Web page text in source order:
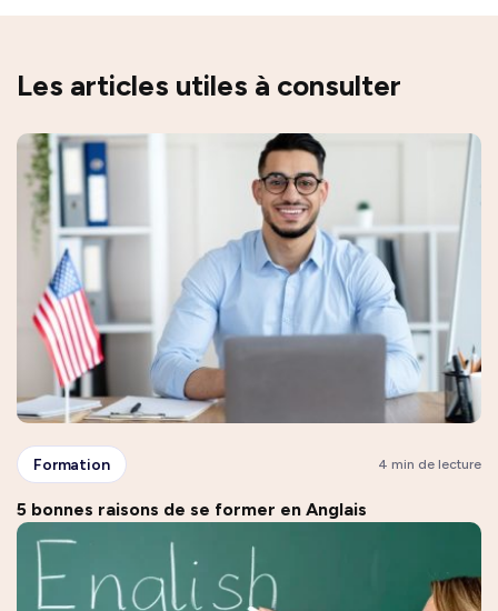
Les articles utiles à consulter
Formation 4 min de lecture
5 bonnes raisons de se former en Anglais